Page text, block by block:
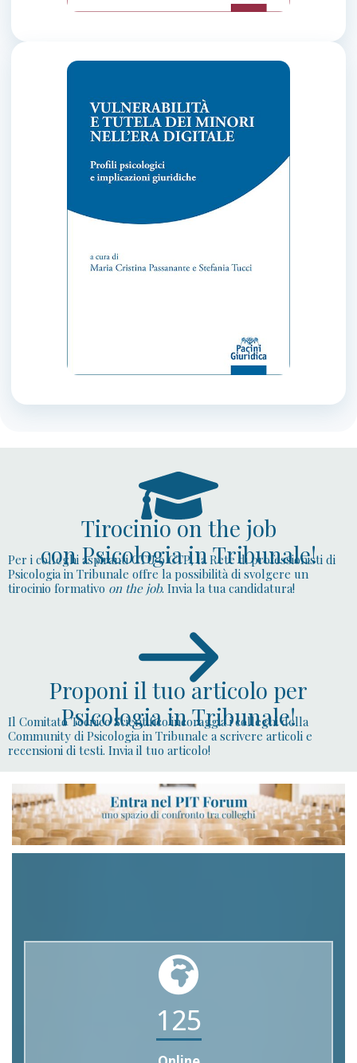
Tirocinio on the job
con Psicologia in Tribunale!
Per i colleghi aspiranti CTU o CTP, la Rete di professionisti di
Psicologia in Tribunale offre la possibilità di svolgere un
tirocinio formativo on the job. Invia la tua candidatura!
Proponi il tuo articolo per
Psicologia in Tribunale!
Il Comitato Tecnico Scientifico incoraggia i colleghi della
Community di Psicologia in Tribunale a scrivere articoli e
recensioni di testi. Invia il tuo articolo!
125